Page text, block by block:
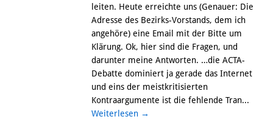
leiten. Heute erreichte uns (Genauer: Die
Adresse des Bezirks-Vorstands, dem ich
angehöre) eine Email mit der Bitte um
Klärung. Ok, hier sind die Fragen, und
darunter meine Antworten. …die ACTA-
Debatte dominiert ja gerade das Internet
und eins der meistkritisierten
Kontraargumente ist die fehlende Tran...
Weiterlesen →